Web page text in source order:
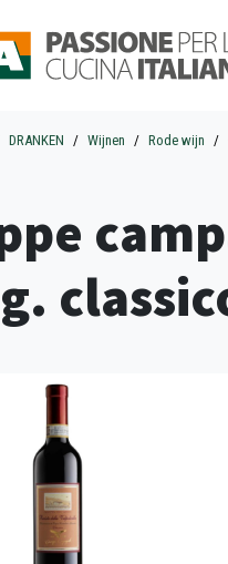
DRANKEN Wijnen Rode wijn